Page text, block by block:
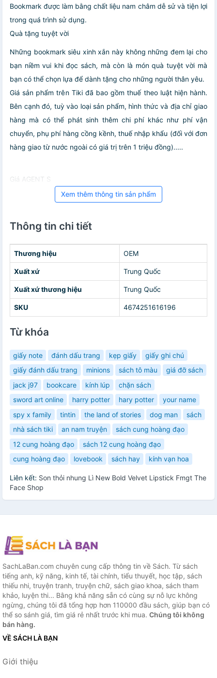
Bookmark được làm bằng chất liệu nam châm dễ sử và tiện lợi
trong quá trình sử dụng.
Quà tặng tuyệt vời
Những bookmark siêu xinh xắn này không những đem lại cho
bạn niềm vui khi đọc sách, mà còn là món quà tuyệt vời mà
bạn có thể chọn lựa để dành tặng cho những người thân yêu.
Giá sản phẩm trên Tiki đã bao gồm thuế theo luật hiện hành.
Bên cạnh đó, tuỳ vào loại sản phẩm, hình thức và địa chỉ giao
hàng mà có thể phát sinh thêm chi phí khác như phí vận
chuyển, phụ phí hàng cồng kềnh, thuế nhập khẩu (đối với đơn
hàng giao từ nước ngoài có giá trị trên 1 triệu đồng).....
Giá AGENT S
Xem thêm thông tin sản phẩm
Thông tin chi tiết
Thương hiệu OEM
Xuất xứ Trung Quốc
Xuất xứ thương hiệu Trung Quốc
SKU 4674251616196
Từ khóa
giấy note đánh dấu trang kẹp giấy
giấy ghi chú
giấy đánh dấu trang
minions sách tô màu
giá đỡ sách
jack j97
bookcare kính lúp
chặn sách
sword art online
harry potter hary potter
your name
spy x family
tintin the land of stories dog man
sách
nhà sách tiki
an nam truyện
sách cung hoàng đạo
12 cung hoàng đạo
sách 12 cung hoàng đạo
cung hoàng đạo
lovebook sách hay kính vạn hoa
Liên kết: Son thỏi nhung Lì New Bold Velvet Lipstick Fmgt The
Face Shop
SachLaBan.com chuyên cung cấp thông tin về Sách. Từ sách
tiếng anh, kỹ năng, kinh tế, tài chính, tiểu thuyết, học tập, sách
thiếu nhi, truyện tranh, truyện chữ, sách giao khoa, sách tham
khảo, luyện thi... Bằng khả năng sẵn có cùng sự nỗ lực không
ngừng, chúng tôi đã tổng hợp hơn 110000 đầu sách, giúp bạn có
thể so sánh giá, tìm giá rẻ nhất trước khi mua. Chúng tôi không
bán hàng.
VỀ SÁCH LÀ BẠN
Giới thiệu